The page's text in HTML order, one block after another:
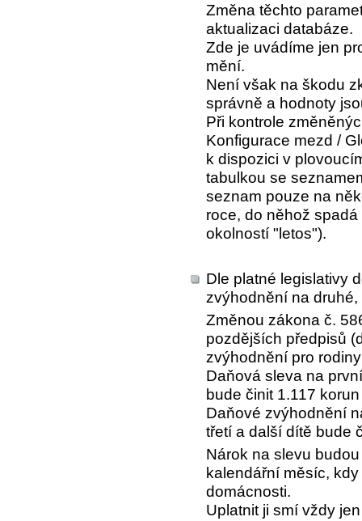
Změna těchto
aktualizaci databáze.
Zde je uvádíme jen
mění.
Není však na škodu
správně a hodnoty
Při kontrole
Konfigurace mezd /
k dispozici v
tabulkou se
seznam pouze na
roce, do něhož
okolností "letos").
Dle platné legislativy
zvýhodnění na
Změnou zákona č.
pozdějších předpisů
zvýhodnění pro
Daňová sleva na
bude činit 1.117
Daňové zvýhodnění
třetí a další dítě bude
Nárok na slevu
kalendářní měsíc,
domácnosti.
Uplatnit ji smí vždy